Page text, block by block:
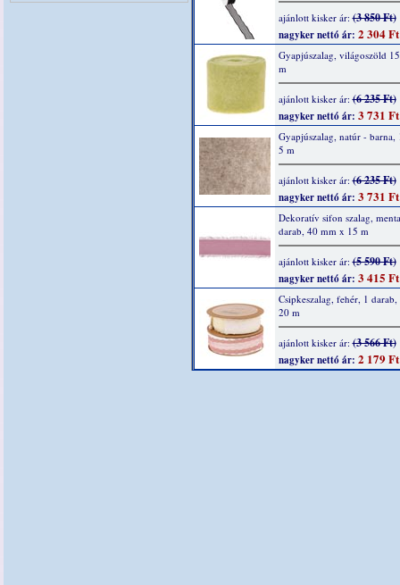
ajánlott kisker ár:(3 850 Ft)
nagyker nettó ár: 2 304 Ft
Gyapjúszalag, világoszöld
m
ajánlott kisker ár:(6 235 Ft)
nagyker nettó ár: 3 731 Ft
Gyapjúszalag, natúr - barna,
5 m
ajánlott kisker ár:(6 235 Ft)
nagyker nettó ár: 3 731 Ft
Dekoratív sifon szalag,
darab, 40 mm x 15 m
ajánlott kisker ár:(5 590 Ft)
nagyker nettó ár: 3 415 Ft
Csipkeszalag, fehér, 1
20 m
ajánlott kisker ár:(3 566 Ft)
nagyker nettó ár: 2 179 Ft